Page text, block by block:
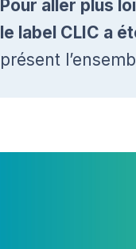
Pour aller plus
le label CLIC a
présent